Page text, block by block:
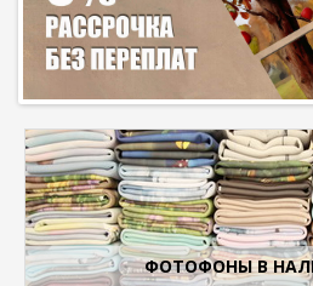
ФОТОФОНЫ В